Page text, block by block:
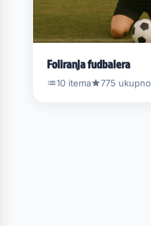
Foliranja fudbalera
10 itema 775 ukupno